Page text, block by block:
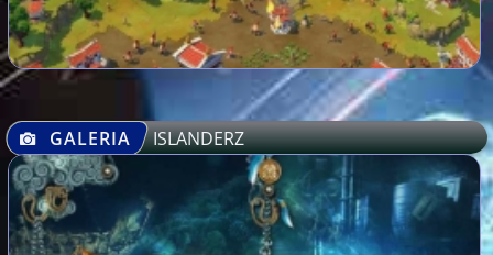
GALERIA ISLANDERZ